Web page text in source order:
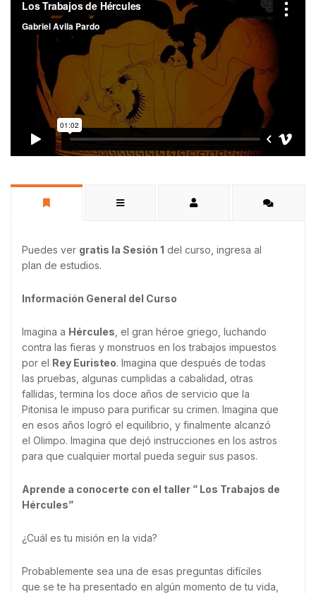
Puedes ver gratis la Sesión 1 del curso, ingresa al
plan de estudios.
Información General del Curso
Imagina a Hércules , el gran héroe griego, luchando
contra las fieras y monstruos en los trabajos impuestos
por el Rey Euristeo. Imagina que después de todas
las pruebas, algunas cumplidas a cabalidad, otras
fallidas, termina los doce años de servicio que la
Pitonisa le impuso para purificar su crimen. Imagina que
en esos años logró el equilibrio, y finalmente alcanzó
el Olimpo. Imagina que dejó instrucciones en los astros
para que cualquier mortal pueda seguir sus pasos.
Aprende a conocerte con el taller ” Los Trabajos de
Hércules”
¿Cuál es tu misión en la vida?
Probablemente sea una de esas preguntas difíciles
que se te ha presentado en algún momento de tu vida,